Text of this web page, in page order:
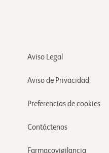
Aviso Legal
Aviso de Privacidad
Preferencias de cookies
Contáctenos
Farmacovigilancia